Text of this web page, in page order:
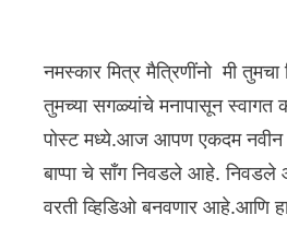
नमस्कार मित्र मैत्रिणींनो मी
तुमच्या सगळ्यांचे मनापासून
पोस्ट मध्ये.आज आपण एकदम
बाप्पा चे साँग निवडले आहे.
वरती व्हिडिओ बनवणार आहे.आणि